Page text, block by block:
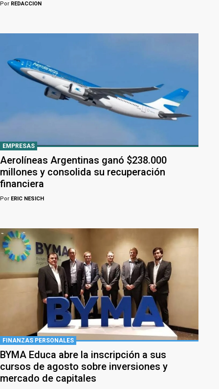
Por REDACCION
EMPRESAS
Aerolíneas Argentinas ganó $238.000
millones y consolida su recuperación
financiera
Por ERIC NESICH
FINANZAS PERSONALES
BYMA Educa abre la inscripción a sus
cursos de agosto sobre inversiones y
mercado de capitales